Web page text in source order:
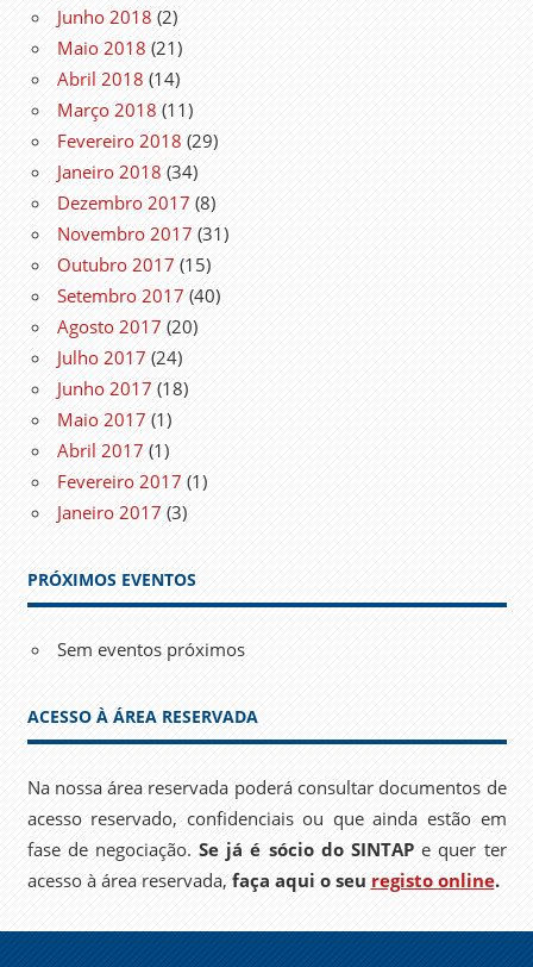
Junho 2018 (2)
Maio 2018 (21)
Abril 2018 (14)
Março 2018 (11)
Fevereiro 2018 (29)
Janeiro 2018 (34)
Dezembro 2017 (8)
Novembro 2017 (31)
Outubro 2017 (15)
Setembro 2017 (40)
Agosto 2017 (20)
Julho 2017 (24)
Junho 2017 (18)
Maio 2017 (1)
Abril 2017 (1)
Fevereiro 2017 (1)
Janeiro 2017 (3)
PRÓXIMOS EVENTOS
Sem eventos próximos
ACESSO À ÁREA RESERVADA
Na nossa área reservada poderá consultar documentos de
acesso reservado, confidenciais ou que ainda estão em
fase de negociação.Se já é sócio do SINTAPe quer ter
acesso à área reservada, faça aqui o seu registo online.